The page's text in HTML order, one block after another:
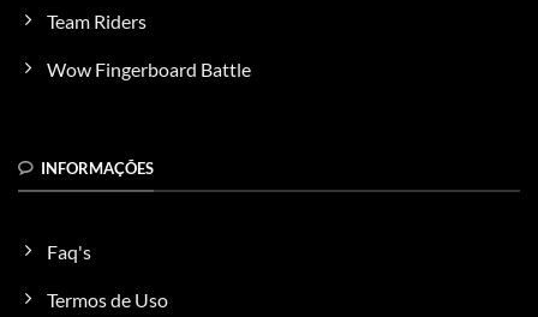
Team Riders
Wow Fingerboard Battle
INFORMAÇÕES
Faq's
Termos de Uso